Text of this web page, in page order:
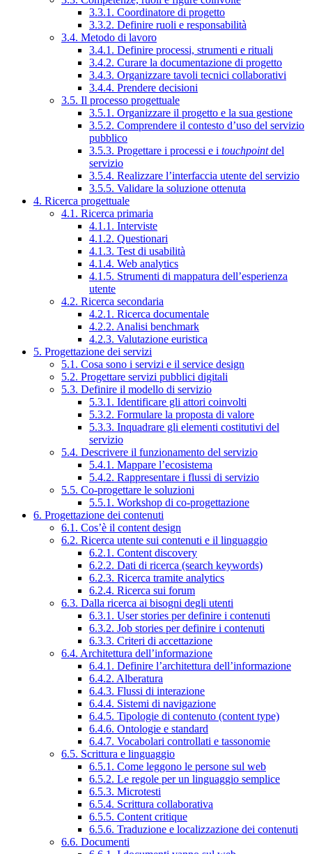
3.3.1. Coordinatore di progetto
3.3.2. Definire ruoli e responsabilità
3.4. Metodo di lavoro
3.4.1. Definire processi, strumenti e rituali
3.4.2. Curare la documentazione di progetto
3.4.3. Organizzare tavoli tecnici collaborativi
3.4.4. Prendere decisioni
3.5. Il processo progettuale
3.5.1. Organizzare il progetto e la sua gestione
3.5.2. Comprendere il contesto d’uso del servizio
pubblico
3.5.3. Progettare i processi e i touchpointdel
servizio
3.5.4. Realizzare l’interfaccia utente del servizio
3.5.5. Validare la soluzione ottenuta
4. Ricerca progettuale
4.1. Ricerca primaria
4.1.1. Interviste
4.1.2. Questionari
4.1.3. Test di usabilità
4.1.4. Web analytics
4.1.5. Strumenti di mappatura dell’esperienza
utente
4.2. Ricerca secondaria
4.2.1. Ricerca documentale
4.2.2. Analisi benchmark
4.2.3. Valutazione euristica
5. Progettazione dei servizi
5.1. Cosa sono i servizi e il service design
5.2. Progettare servizi pubblici digitali
5.3. Definire il modello di servizio
5.3.1. Identificare gli attori coinvolti
5.3.2. Formulare la proposta di valore
5.3.3. Inquadrare gli elementi costitutivi del
servizio
5.4. Descrivere il funzionamento del servizio
5.4.1. Mappare l’ecosistema
5.4.2. Rappresentare i flussi di servizio
5.5. Co-progettare le soluzioni
5.5.1. Workshop di co-progettazione
6. Progettazione dei contenuti
6.1. Cos’è il content design
6.2. Ricerca utente sui contenuti e il linguaggio
6.2.1. Content discovery
6.2.2. Dati di ricerca (search keywords)
6.2.3. Ricerca tramite analytics
6.2.4. Ricerca sui forum
6.3. Dalla ricerca ai bisogni degli utenti
6.3.1. User stories per definire i contenuti
6.3.2. Job stories per definire i contenuti
6.3.3. Criteri di accettazione
6.4. Architettura dell’informazione
6.4.1. Definire l’architettura dell’informazione
6.4.2. Alberatura
6.4.3. Flussi di interazione
6.4.4. Sistemi di navigazione
6.4.5. Tipologie di contenuto (content type)
6.4.6. Ontologie e standard
6.4.7. Vocabolari controllati e tassonomie
6.5. Scrittura e linguaggio
6.5.1. Come leggono le persone sul web
6.5.2. Le regole per un linguaggio semplice
6.5.3. Microtesti
6.5.4. Scrittura collaborativa
6.5.5. Content critique
6.5.6. Traduzione e localizzazione dei contenuti
6.6. Documenti